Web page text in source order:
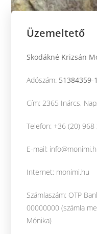
Üzemeltető
Skodákné Krizsán
Adószám: 51384359-
Cím: 2365 Inárcs,
Telefon: +36 (20) 968
E-mail:
Internet: monimi.hu
Számlaszám: OTP
00000000 (számla
Mónika)